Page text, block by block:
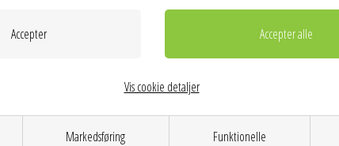
Markedsføring Funktionelle
Vis cookie detaljer
Mål: H: 24 mm - B: 22 mm
Dag til dag levering på hverdage
Stor kundetilfredshed
Gratis ombytning
Gratis fragt v. køb over 600 DKK